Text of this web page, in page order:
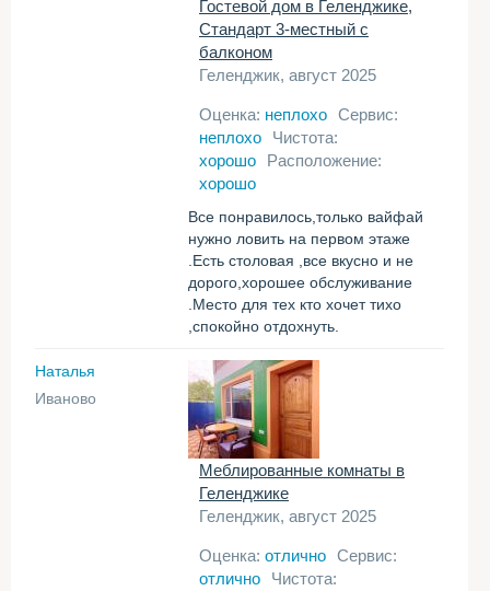
Гостевой дом в Геленджике,
Стандарт 3-местный с
балконом
Геленджик, август 2025
Оценка: неплохо Сервис:
неплохо
Чистота:
хорошо
Расположение:
хорошо
Все понравилось,только вайфай
нужно ловить на первом этаже
.Есть столовая ,все вкусно и не
дорого,хорошее обслуживание
.Место для тех кто хочет тихо
,спокойно отдохнуть.
Наталья
Иваново
Меблированные комнаты в
Геленджике
Геленджик, август 2025
Оценка: отлично Сервис:
отлично
Чистота: